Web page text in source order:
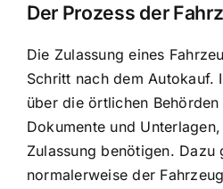
Der Prozess der
Die Zulassung eines
Schritt nach dem Autokauf.
über die örtlichen
Dokumente und
Zulassung benötigen. Dazu
normalerweise der